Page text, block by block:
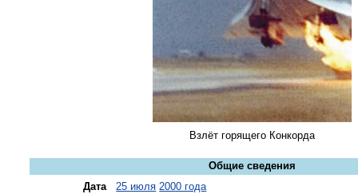
Взлёт горящего Конкорда
Общие сведения
Дата
25 июля 2000 года